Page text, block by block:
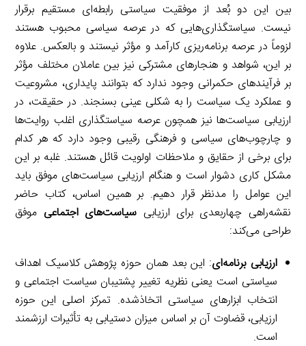
بین این دو بُعد از موفقیت سیاستی رابطه‌ای مستقیم برقرار
نیست. سیاستگذاری‌هایی که در عرصه سیاسی محبوب هستند
لزوماً در عرصه برنامه‌ریزی کارآمد و مؤثر نیستند و بالعکس. علاوه
بر این، شواهد و هنجارهای مشترکی نیز بین عاملان مختلف مؤثر
بر فرآیندهای حکمرانی وجود ندارد که بتوانند پایداری، مشروعیت
و عملکرد یک سیاست را به شکلی عینی بسنجند. در حقیقت، در
ارزیابی سیاست‌ها نیز همچون عرصه سیاستگذاری اغلب روایت‌ها
و چارچوب‌های سیاسی و فرهنگی رقیبی وجود دارد که هر کدام
برای برخی از حقایق و ملاحظات اولویت قائل هستند. غلبه بر این
مشکل کاری دشوار است و هنگام ارزیابی سیاست‌های موفق باید
این عوامل را مدنظر قرار دهیم. بر همین اساس، کتاب حاضر
نقشه‌راهی چهاربعدی برای ارزیابی سیاست‌های اجتماعی موفق
طراحی می‌کند:
ارزیابی برنامه‌ای: این بعد همان حوزه پژوهش کلاسیک اهداف
سیاستی است یعنی نظریه تغییر پشتیبان سیاست اجتماعی و
انتخاب ابزارهای سیاستی اتخاذشده. تمرکز اصلی این حوزه
ارزیابی، قضاوت آن بر اساس میزان دستیابی به تأثیرات ارزشمند
است.